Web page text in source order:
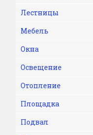
Лестницы
Мебель
Окна
Освещение
Отопление
Площадка
Подвал